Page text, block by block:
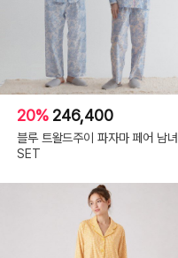
20% 246,400
블루 트왈드주이 파자마 페어 남녀
SET